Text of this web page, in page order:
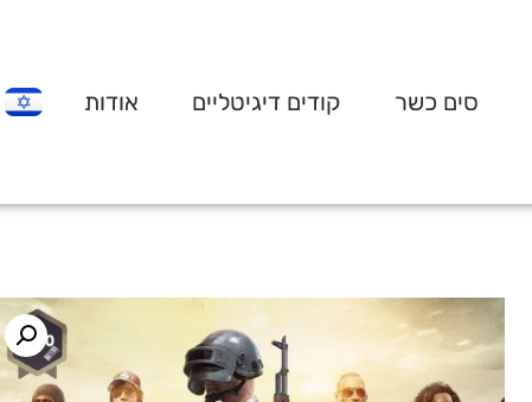
סים כשר קודים דיגיטליים אודות